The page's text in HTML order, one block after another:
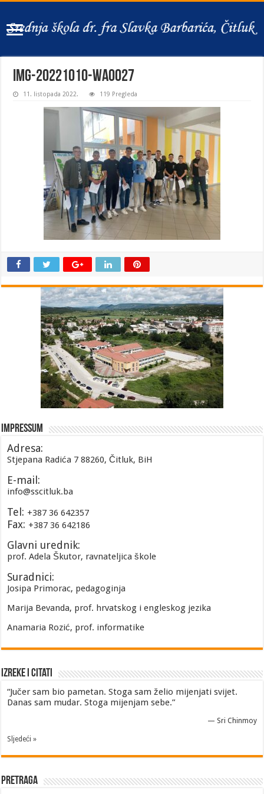
IMG-20221010-WA0027
11. listopada 2022. 119 Pregleda
Impressum
Adresa:
Stjepana Radića 7 88260, Čitluk, BiH
E-mail:
info@sscitluk.ba
Tel: +387 36 642357
Fax: +387 36 642186
Glavni urednik:
prof. Adela Škutor, ravnateljica škole
Suradnici:
Josipa Primorac, pedagoginja
Marija Bevanda, prof. hrvatskog i engleskog jezika
Anamaria Rozić, prof. informatike
Izreke i Citati
“Jučer sam bio pametan. Stoga sam želio mijenjati svijet.
Danas sam mudar. Stoga mijenjam sebe.”
— Sri Chinmoy
Sljedeći »
Pretraga